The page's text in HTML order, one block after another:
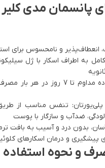
پانسمان مدی
انعطاف‌پذیر و نامحسوس برای
به اطراف اسکار با ژل
قابل استفاده مداوم تا 7
پلی‌یورتان: تنفس مناسب از
ضدآب و سازگار با پوست
بدون درد و آسیب به بافت
پیشگیری و درمان اسکارهای
و نحوه استفاده